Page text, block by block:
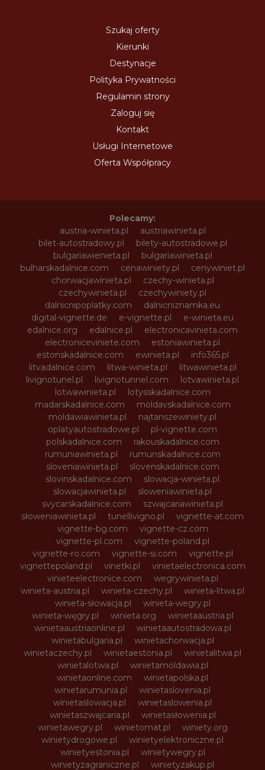
Szukaj oferty
Kierunki
Destynacje
Polityka Prywatności
Regulamin strony
Zaloguj się
Kontakt
Usługi Internetowe
Oferta Współpracy
Polecamy:
austria-winieta.pl
austriawinieta.pl
bilet-autostradowy.pl
bilety-autostradowe.pl
bulgariawienieta.pl
bulgariawinieta.pl
bulharskadalnice.com
cenawiniety.pl
cenywiniet.pl
chorwacjawinieta.pl
czechy-winieta.pl
czechywinieta.pl
czechywiniety.pl
dalnicnipoplatky.com
dalnicniznamka.eu
digital-vignette.de
e-vignette.pl
e-winieta.eu
edalnice.org
edalnice.pl
electronicavinieta.com
electroniceviniete.com
estoniawinieta.pl
estonskadalnice.com
ewinieta.pl
info365.pl
litvadalnice.com
litwa-winieta.pl
litwawinieta.pl
livignotunel.pl
livignotunnel.com
lotvawinieta.pl
lotwawinieta.pl
lotysskadalnice.com
madarskadalnice.com
moldavskadalnice.com
moldawiawinieta.pl
najtanszewiniety.pl
oplatyautostradowe.pl
pl-vignette.com
polskadalnice.com
rakouskadalnice.com
rumuniawinieta.pl
rumunskadalnice.com
sloveniawinieta.pl
slovenskadalnice.com
slovinskadalnice.com
slowacja-winieta.pl
slowacjawinieta.pl
sloweniawinieta.pl
svycarskadalnice.com
szwajcariawinieta.pl
słoweniawinieta.pl
tunellivigno.pl
vignette-at.com
vignette-bg.com
vignette-cz.com
vignette-pl.com
vignette-poland.pl
vignette-ro.com
vignette-si.com
vignette.pl
vignettepoland.pl
vinetki.pl
vinietaelectronica.com
vinieteelectronice.com
wegrywinieta.pl
winieta-austria.pl
winieta-czechy.pl
winieta-litwa.pl
winieta-słowacja.pl
winieta-wegry.pl
winieta-węgry.pl
winieta.org
winietaaustria.pl
winietaaustriaonline.pl
winietaautostradowa.pl
winietabulgaria.pl
winietachorwacja.pl
winietaczechy.pl
winietaestonia.pl
winietalitwa.pl
winietalotwa.pl
winietamoldawia.pl
winietaonline.com
winietapolska.pl
winietarumunia.pl
winietaslovenia.pl
winietaslowacja.pl
winietaslowenia.pl
winietaszwajcaria.pl
winietasłowenia.pl
winietawegry.pl
winietomat.pl
winiety.org
winietydrogowe.pl
winietyelektroniczne.pl
winietyestonia.pl
winietywegry.pl
winietyzagraniczne.pl
winietyzakup.pl